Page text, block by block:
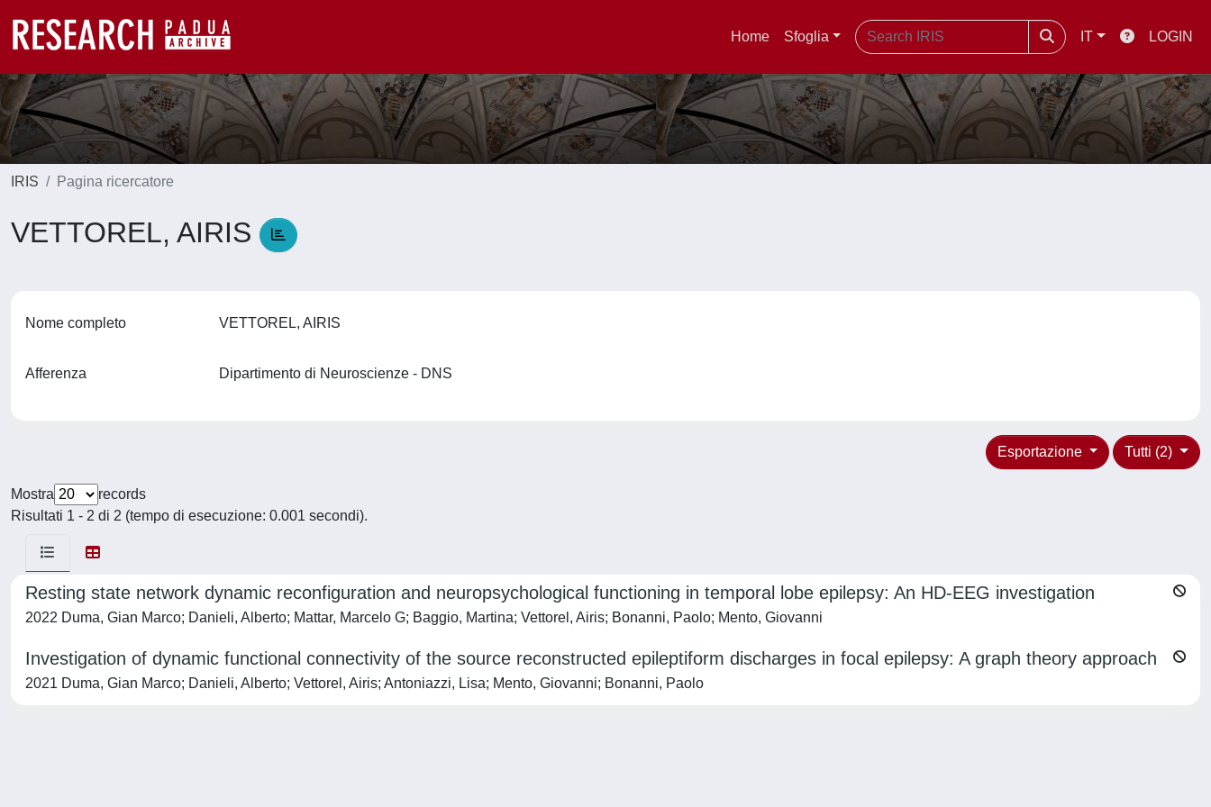
Home Sfoglia IT LOGIN
IRIS Pagina ricercatore
VETTOREL, AIRIS
Nome completo VETTOREL, AIRIS
Afferenza Dipartimento di Neuroscienze - DNS
Tutti (2)
Esportazione
Mostra
records
Risultati 1 - 2 di 2 (tempo di esecuzione: 0.001 secondi).
Resting state network dynamic reconfiguration and neuropsychological functioning in temporal lobe epilepsy: An HD-EEG investigation
2022 Duma, Gian Marco; Danieli, Alberto; Mattar, Marcelo G; Baggio, Martina; Vettorel, Airis; Bonanni, Paolo; Mento, Giovanni
Investigation of dynamic functional connectivity of the source reconstructed epileptiform discharges in focal epilepsy: A graph theory approach
2021 Duma, Gian Marco; Danieli, Alberto; Vettorel, Airis; Antoniazzi, Lisa; Mento, Giovanni; Bonanni, Paolo